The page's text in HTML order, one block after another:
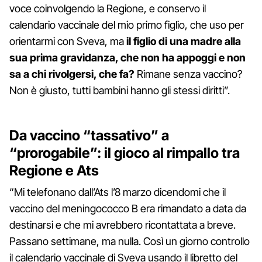
voce coinvolgendo la Regione, e conservo il
calendario vaccinale del mio primo figlio, che uso per
orientarmi con Sveva, mail figlio di una madre alla
sua prima gravidanza, che non ha appoggi e non
sa a chi rivolgersi, che fa? Rimane senza vaccino?
Non è giusto, tutti bambini hanno gli stessi diritti”.
Da vaccino “tassativo” a
“prorogabile”: il gioco al rimpallo tra
Regione e Ats
“Mi telefonano dall’Ats l’8 marzo dicendomi che il
vaccino del meningococco B era rimandato a data da
destinarsi e che mi avrebbero ricontattata a breve.
Passano settimane, ma nulla. Così un giorno controllo
il calendario vaccinale di Sveva usando il libretto del